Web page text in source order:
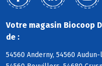
Votre magasin Biocoop
de :
54560 Anderny, 54560